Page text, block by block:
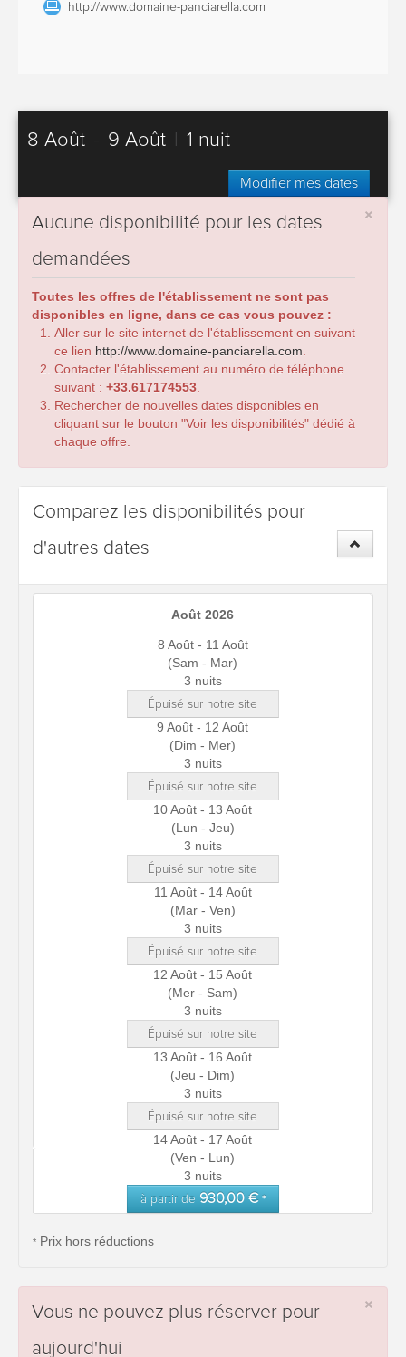
http://www.domaine-panciarella.com
8 Août - 9 Août 1 nuit
Modifier mes dates
×
Aucune disponibilité pour les dates
demandées
Toutes les offres de l'établissement ne sont pas
disponibles en ligne, dans ce cas vous pouvez :
Aller sur le site internet de l'établissement en suivant
ce lien http://www.domaine-panciarella.com
Contacter l'établissement au numéro de téléphone
suivant : +33.617174553
Rechercher de nouvelles dates disponibles en
cliquant sur le bouton "Voir les disponibilités" dédié à
chaque offre.
Comparez les disponibilités pour
d'autres dates
Août 2026
8 Août - 11 Août
(Sam - Mar)
3 nuits
Épuisé sur notre site
9 Août - 12 Août
(Dim - Mer)
3 nuits
Épuisé sur notre site
10 Août - 13 Août
(Lun - Jeu)
3 nuits
Épuisé sur notre site
11 Août - 14 Août
(Mar - Ven)
3 nuits
Épuisé sur notre site
12 Août - 15 Août
(Mer - Sam)
3 nuits
Épuisé sur notre site
13 Août - 16 Août
(Jeu - Dim)
3 nuits
Épuisé sur notre site
14 Août - 17 Août
(Ven - Lun)
3 nuits
à partir de 930,00 € *
* Prix hors réductions
×
Vous ne pouvez plus réserver pour
aujourd'hui